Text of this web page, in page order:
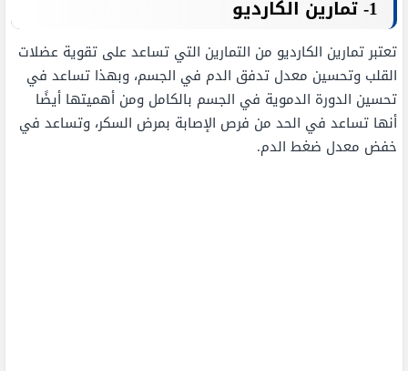
1- تمارين الكارديو
تعتبر تمارين الكارديو من التمارين التي تساعد على تقوية عضلات
القلب وتحسين معدل تدفق الدم في الجسم، وبهذا تساعد في
تحسين الدورة الدموية في الجسم بالكامل ومن أهميتها أيضًا
أنها تساعد في الحد من فرص الإصابة بمرض السكر، وتساعد في
خفض معدل ضغط الدم.